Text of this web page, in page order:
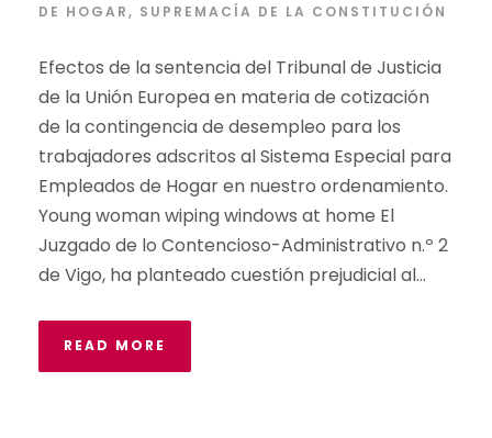
DE HOGAR, SUPREMACÍA DE LA CONSTITUCIÓN
Efectos de la sentencia del Tribunal de Justicia
de la Unión Europea en materia de cotización
de la contingencia de desempleo para los
trabajadores adscritos al Sistema Especial para
Empleados de Hogar en nuestro ordenamiento.
Young woman wiping windows at home El
Juzgado de lo Contencioso-Administrativo n.º 2
de Vigo, ha planteado cuestión prejudicial al...
READ MORE